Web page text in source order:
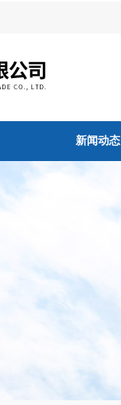
新闻动态